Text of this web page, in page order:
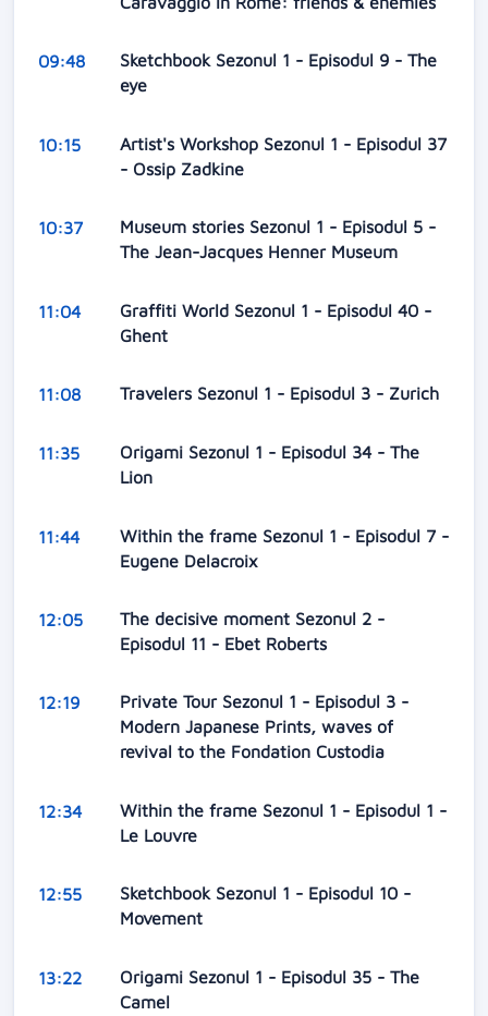
09:48
Sketchbook Sezonul 1 - Episodul 9 - The
eye
10:15
Artist's Workshop Sezonul 1 - Episodul 37
- Ossip Zadkine
10:37
Museum stories Sezonul 1 - Episodul 5 -
The Jean-Jacques Henner Museum
11:04
Graffiti World Sezonul 1 - Episodul 40 -
Ghent
11:08 Travelers Sezonul 1 - Episodul 3 - Zurich
11:35
Origami Sezonul 1 - Episodul 34 - The
Lion
11:44
Within the frame Sezonul 1 - Episodul 7 -
Eugene Delacroix
12:05
The decisive moment Sezonul 2 -
Episodul 11 - Ebet Roberts
12:19
Private Tour Sezonul 1 - Episodul 3 -
Modern Japanese Prints, waves of
revival to the Fondation Custodia
12:34
Within the frame Sezonul 1 - Episodul 1 -
Le Louvre
12:55
Sketchbook Sezonul 1 - Episodul 10 -
Movement
13:22
Origami Sezonul 1 - Episodul 35 - The
Camel